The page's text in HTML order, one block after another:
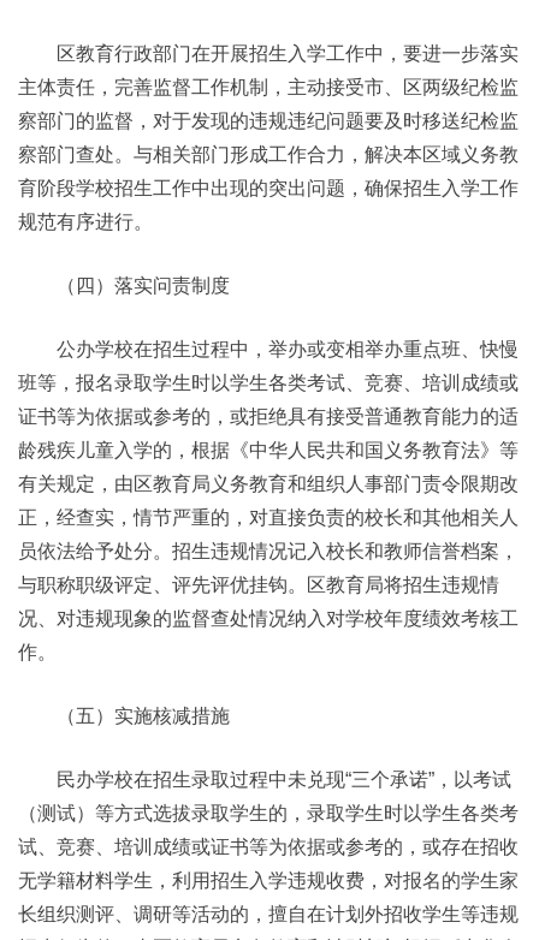
区教育行政部门在开展招生入学工作中，要进一步落实
主体责任，完善监督工作机制，主动接受市、区两级纪检监
察部门的监督，对于发现的违规违纪问题要及时移送纪检监
察部门查处。与相关部门形成工作合力，解决本区域义务教
育阶段学校招生工作中出现的突出问题，确保招生入学工作
规范有序进行。
（四）落实问责制度
公办学校在招生过程中，举办或变相举办重点班、快慢
班等，报名录取学生时以学生各类考试、竞赛、培训成绩或
证书等为依据或参考的，或拒绝具有接受普通教育能力的适
龄残疾儿童入学的，根据《中华人民共和国义务教育法》等
有关规定，由区教育局义务教育和组织人事部门责令限期改
正，经查实，情节严重的，对直接负责的校长和其他相关人
员依法给予处分。招生违规情况记入校长和教师信誉档案，
与职称职级评定、评先评优挂钩。区教育局将招生违规情
况、对违规现象的监督查处情况纳入对学校年度绩效考核工
作。
（五）实施核减措施
民办学校在招生录取过程中未兑现“三个承诺”，以考试
（测试）等方式选拔录取学生的，录取学生时以学生各类考
试、竞赛、培训成绩或证书等为依据或参考的，或存在招收
无学籍材料学生，利用招生入学违规收费，对报名的学生家
长组织测评、调研等活动的，擅自在计划外招收学生等违规